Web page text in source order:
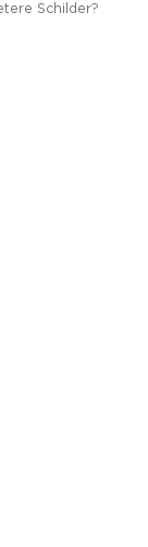
Schilder?